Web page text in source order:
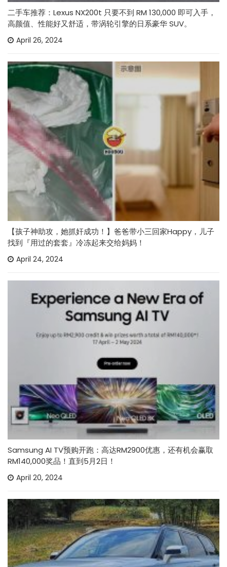
二手车推荐：Lexus NX200t 只要不到 RM 130,000 即可入手，
高颜值、性能好又舒适，带涡轮引擎的日系豪华 SUV。
April 26, 2024
【孩子神助攻，她抓奸成功！】爸爸带小三回家Happy，儿子
找到『用过的套套』冷冻起来交给妈妈！
April 24, 2024
Samsung AI TV预购开跑：高达RM2900优惠，还有机会赢取
RM140,000奖品！直到5月2日！
April 20, 2024